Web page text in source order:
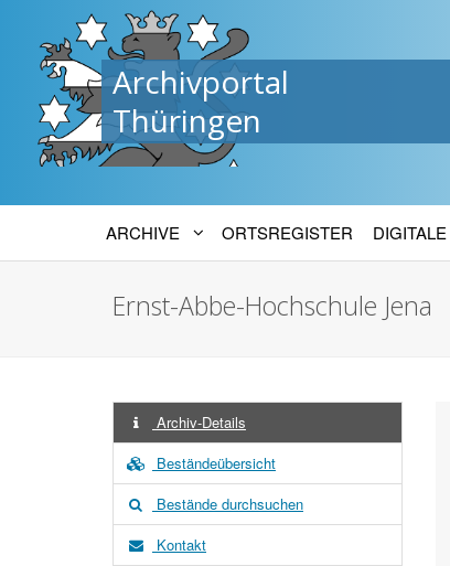
Archivportal
Thüringen
ARCHIVE ORTSREGISTER
Ernst-Abbe-Hochschule Jena
Archiv-Details
Beständeübersicht
Bestände durchsuchen
Kontakt